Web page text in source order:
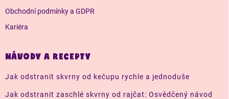
Obchodní podmínky a GDPR
Kariéra
NÁVODY A RECEPTY
Jak odstranit skvrny od kečupu rychle a jednoduše
Jak odstranit zaschlé skvrny od rajčat: Osvědčený návod